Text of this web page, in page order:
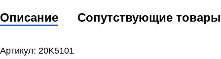
Описание Сопутствующие товары
Артикул: 20K5101